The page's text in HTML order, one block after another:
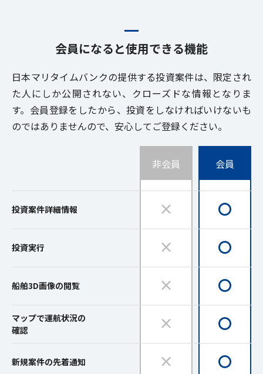
会員になると使用できる機能
日本マリタイムバンクの提供する投資案件は、限定され
た人にしか公開されない、クローズドな情報となりま
す。会員登録をしたから、投資をしなければいけないも
のではありませんので、安心してご登録ください。
投資案件詳細情報
投資実行
船舶3D画像の閲覧
マップで運航状況の
確認
新規案件の先着通知
非会員
×
×
×
×
×
会員
〇
〇
〇
〇
〇